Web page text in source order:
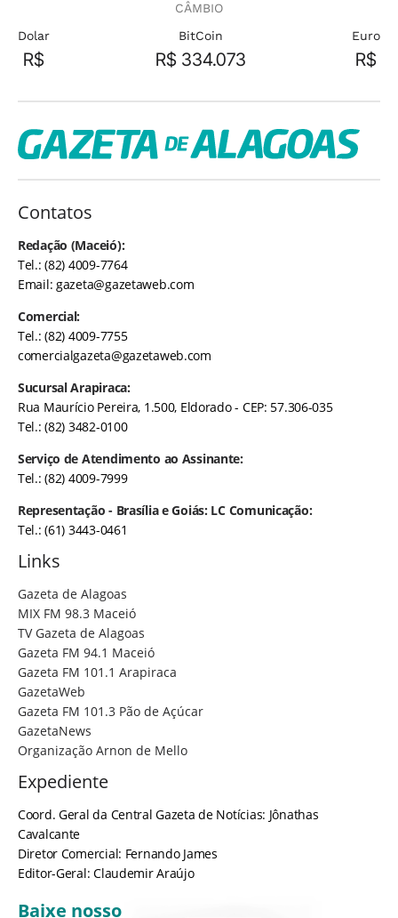
CÂMBIO
Dolar
R$
BitCoin
R$ 334.073
Euro
R$
Contatos
Redação (Maceió):
Tel.: (82) 4009-7764
Email:gazeta@gazetaweb.com
Comercial:
Tel.: (82) 4009-7755
comercialgazeta@gazetaweb.com
Sucursal Arapiraca:
Rua Maurício Pereira, 1.500, Eldorado - CEP: 57.306-035
Tel.: (82) 3482-0100
Serviço de Atendimento ao Assinante:
Tel.: (82) 4009-7999
Representação - Brasília e Goiás: LC Comunicação:
Tel.: (61) 3443-0461
Links
Gazeta de Alagoas
MIX FM 98.3 Maceió
TV Gazeta de Alagoas
Gazeta FM 94.1 Maceió
Gazeta FM 101.1 Arapiraca
GazetaWeb
Gazeta FM 101.3 Pão de Açúcar
GazetaNews
Organização Arnon de Mello
Expediente
Coord. Geral da Central Gazeta de Notícias: Jônathas
Cavalcante
Diretor Comercial: Fernando James
Editor-Geral: Claudemir Araújo
Baixe nosso